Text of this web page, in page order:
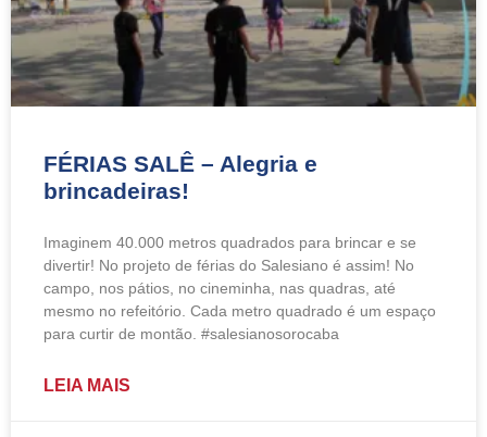
FÉRIAS SALÊ – Alegria e
brincadeiras!
Imaginem 40.000 metros quadrados para brincar e se
divertir! No projeto de férias do Salesiano é assim! No
campo, nos pátios, no cineminha, nas quadras, até
mesmo no refeitório. Cada metro quadrado é um espaço
para curtir de montão. #salesianosorocaba
LEIA MAIS